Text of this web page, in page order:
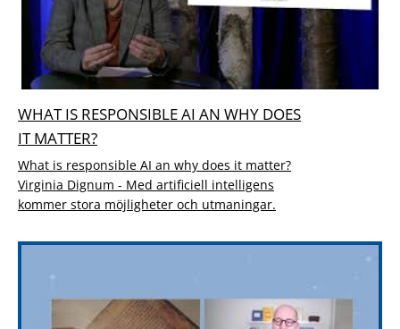
WHAT IS RESPONSIBLE AI AN WHY DOES
IT MATTER?
What is responsible AI an why does it matter?
Virginia Dignum - Med artificiell intelligens
kommer stora möjligheter och utmaningar.